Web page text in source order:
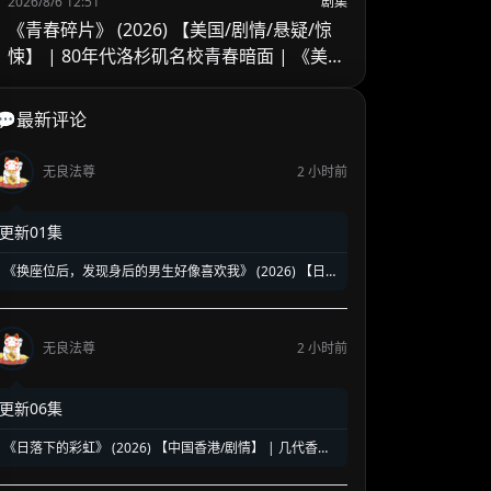
《青春碎片》 (2026) 【美国/剧情/悬疑/惊
悚】 | 80年代洛杉矶名校青春暗面 | 《美国
最新评论
无良法尊 2 小时前
更新01集
《换座位后，发现身后的男生好像喜欢我》 (2026) 【日
座位引发的直球高甜校园BL
无良法尊
2 小时前
更新06集
《日落下的彩虹》 (2026) 【中国香港/剧情】 | 几代香港